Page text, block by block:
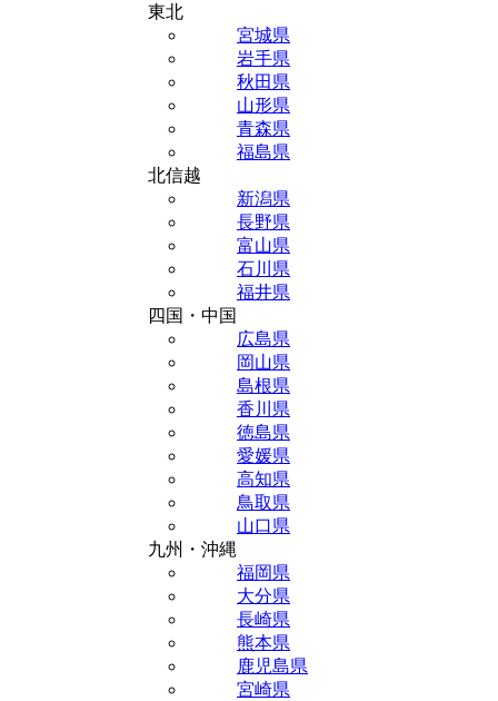
東北
宮城県
岩手県
秋田県
山形県
青森県
福島県
北信越
新潟県
長野県
富山県
石川県
福井県
四国・中国
広島県
岡山県
島根県
香川県
徳島県
愛媛県
高知県
鳥取県
山口県
九州・沖縄
福岡県
大分県
長崎県
熊本県
鹿児島県
宮崎県